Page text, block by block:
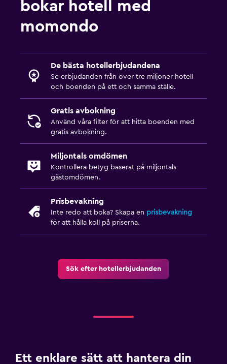
bokar hotell med
momondo
De bästa hotellerbjudandena
Se erbjudanden från över tre miljoner hotell
och boenden på ett och samma ställe.
Gratis avbokning
Använd våra filter för att hitta boenden med
gratis avbokning.
Miljontals omdömen
Kontrollera betyg baserat på miljontals
gästomdömen.
Prisbevakning
Inte redo att boka? Skapa en prisbevakning
för att hålla koll på priserna.
Sök efter hotellerbjudanden
Ett enklare sätt att hantera din